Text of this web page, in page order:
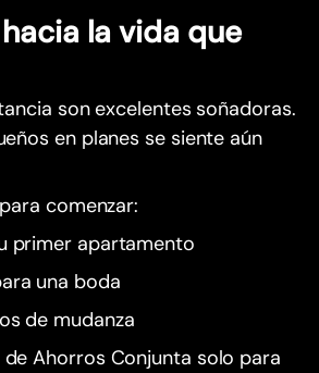
la vida que
son excelentes soñadoras.
en planes se siente aún
comenzar:
primer apartamento
una boda
de mudanza
Ahorros Conjunta solo para